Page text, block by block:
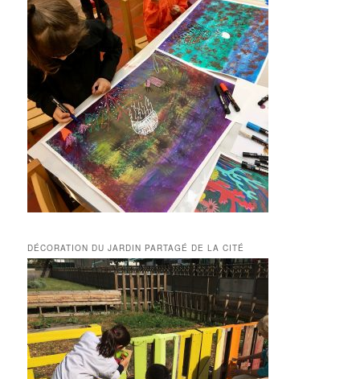
DÉCORATION DU JARDIN PARTAGÉ DE LA CITÉ